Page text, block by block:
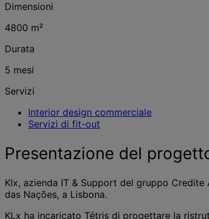
Dimensioni
4800 m²
Durata
5 mesi
Servizi
Interior design commerciale
Servizi di fit-out
Presentazione del
Klx, azienda IT & Support del gruppo
das Nações, a Lisbona.
KLx ha incaricato Tétris di progettare la